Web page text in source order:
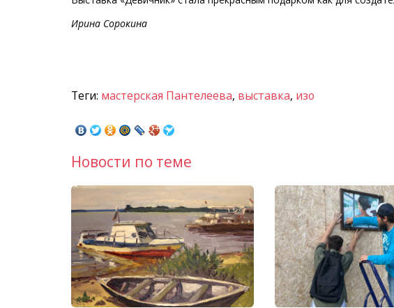
Ирина Сорокина
Теги: мастерская Пантелеева, выставка, изо
Новости по теме